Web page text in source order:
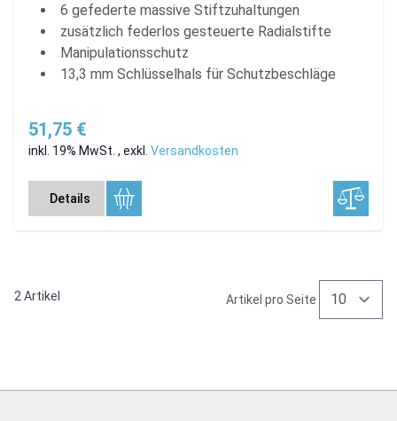
6 gefederte massive Stiftzuhaltungen
zusätzlich federlos gesteuerte Radialstifte
Manipulationsschutz
13,3 mm Schlüsselhals für Schutzbeschläge
51,75 €
inkl. 19% MwSt. , exkl. Versandkosten
Details
2 Artikel Artikel pro Seite